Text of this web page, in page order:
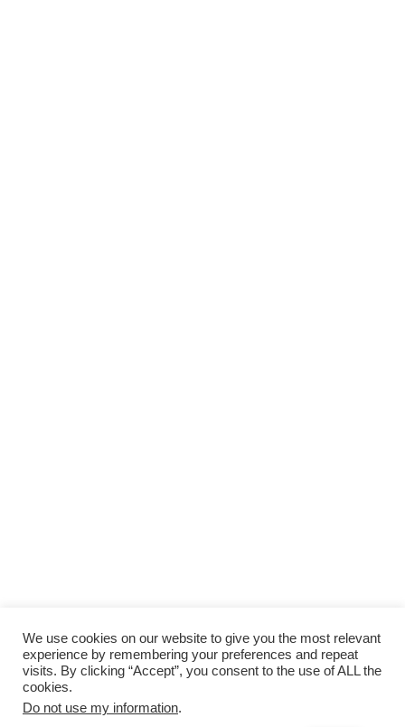
We use cookies on our website to give you the most relevant
experience by remembering your preferences and repeat
visits. By clicking “Accept”, you consent to the use of ALL the
cookies.
Do not use my information.